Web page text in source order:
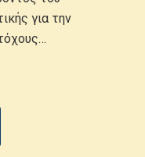
για την